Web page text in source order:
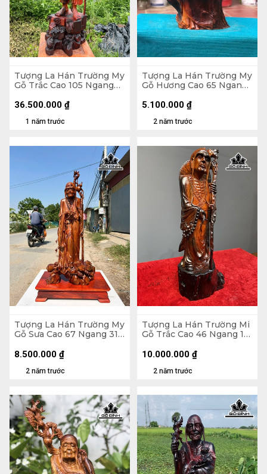
Tượng La Hán Trường My
Gỗ Trắc Cao 105 Ngang
1 năm trước
36.500.000 ₫
Tượng La Hán Trường My
Gỗ Hương Cao 65 Ngang
2 năm trước
5.100.000 ₫
Tượng La Hán Trường My
Gỗ Sưa Cao 67 Ngang 31
2 năm trước
8.500.000 ₫
Tượng La Hán Trường Mi
Gỗ Trắc Cao 46 Ngang 16
2 năm trước
10.000.000 ₫